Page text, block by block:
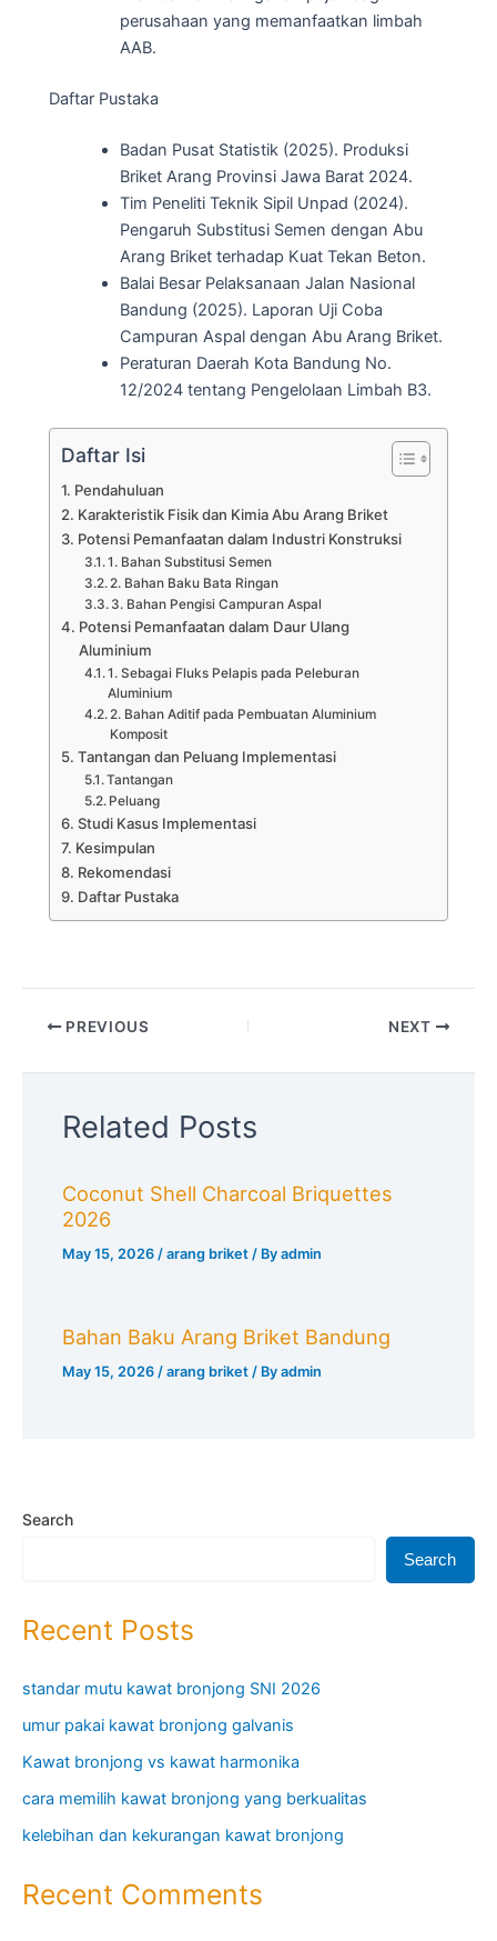
perusahaan yang memanfaatkan limbah
AAB.
Daftar Pustaka
Badan Pusat Statistik (2025). Produksi
Briket Arang Provinsi Jawa Barat 2024.
Tim Peneliti Teknik Sipil Unpad (2024).
Pengaruh Substitusi Semen dengan Abu
Arang Briket terhadap Kuat Tekan Beton.
Balai Besar Pelaksanaan Jalan Nasional
Bandung (2025). Laporan Uji Coba
Campuran Aspal dengan Abu Arang Briket.
Peraturan Daerah Kota Bandung No.
12/2024 tentang Pengelolaan Limbah B3.
Daftar Isi
Pendahuluan
Karakteristik Fisik dan Kimia Abu Arang Briket
Potensi Pemanfaatan dalam Industri Konstruksi
1. Bahan Substitusi Semen
2. Bahan Baku Bata Ringan
3. Bahan Pengisi Campuran Aspal
Potensi Pemanfaatan dalam Daur Ulang
Aluminium
1. Sebagai Fluks Pelapis pada Peleburan
Aluminium
2. Bahan Aditif pada Pembuatan Aluminium
Komposit
Tantangan dan Peluang Implementasi
Tantangan
Peluang
Studi Kasus Implementasi
Kesimpulan
Rekomendasi
Daftar Pustaka
PREVIOUS NEXT
Related Posts
Coconut Shell Charcoal Briquettes
2026
May 15, 2026/arang briket / Byadmin
Bahan Baku Arang Briket Bandung
May 15, 2026/arang briket / Byadmin
Search
Search
Recent Posts
standar mutu kawat bronjong SNI 2026
umur pakai kawat bronjong galvanis
Kawat bronjong vs kawat harmonika
cara memilih kawat bronjong yang berkualitas
kelebihan dan kekurangan kawat bronjong
Recent Comments